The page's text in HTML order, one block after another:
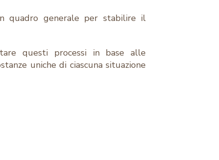
quadro generale per stabilire il
questi processi in base alle
uniche di ciascuna situazione